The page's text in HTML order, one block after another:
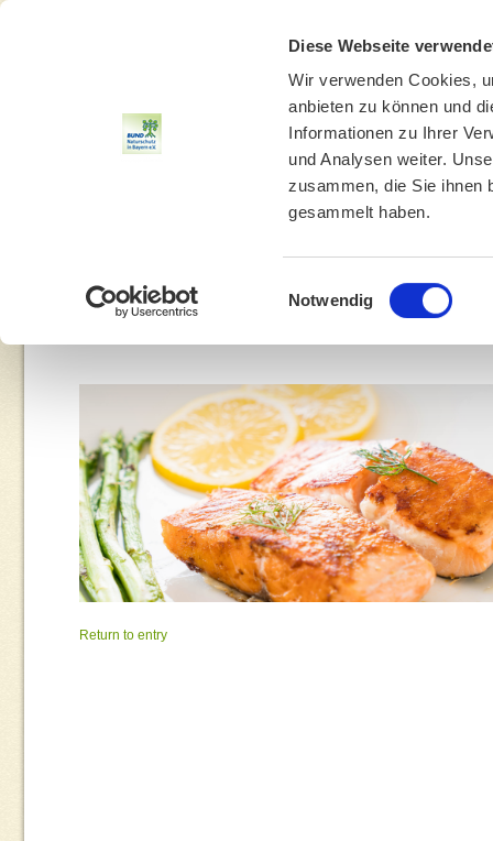
Diese Webseite
Wir verwenden Cookies,
anbieten zu können und
Informationen zu Ihrer
und Analysen weiter.
zusammen, die Sie ihnen
gesammelt haben.
Einwilligungsauswahl
Notwendig
UMWELTBILDUNG UMWELTBERATUNG
Return to entry